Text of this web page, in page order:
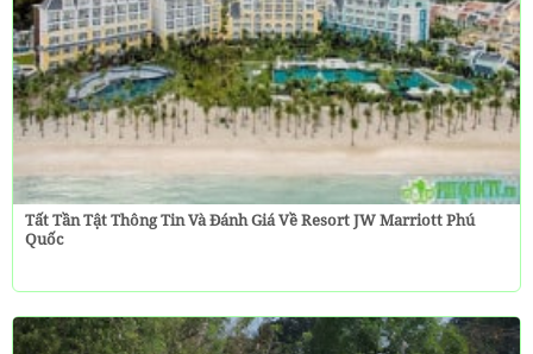
Tất Tần Tật Thông Tin Và Đánh Giá Về Resort JW Marriott Phú
Quốc